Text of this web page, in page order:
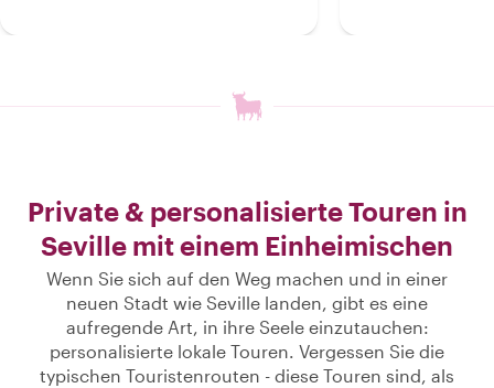
Private & personalisierte Touren in
Seville mit einem Einheimischen
Wenn Sie sich auf den Weg machen und in einer
neuen Stadt wie Seville landen, gibt es eine
aufregende Art, in ihre Seele einzutauchen:
personalisierte lokale Touren. Vergessen Sie die
typischen Touristenrouten - diese Touren sind, als